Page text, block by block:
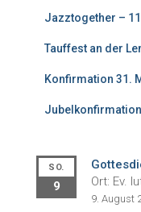
Jazztogether –
Tauffest an der
Konfirmation 31.
SO.
9
Ort: Ev.
9. August